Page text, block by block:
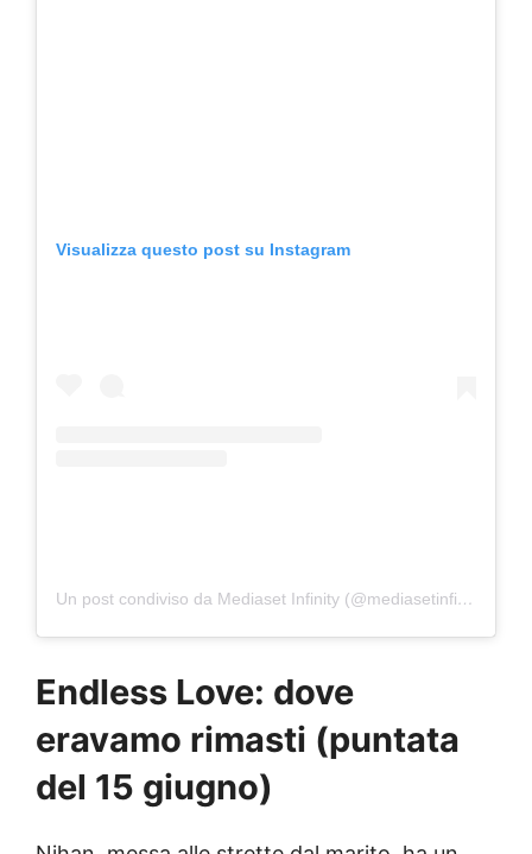
Visualizza questo post su Instagram
Un post condiviso da Mediaset Infinity (@mediasetinfinity)
Endless Love: dove
eravamo rimasti (puntata
del 15 giugno)